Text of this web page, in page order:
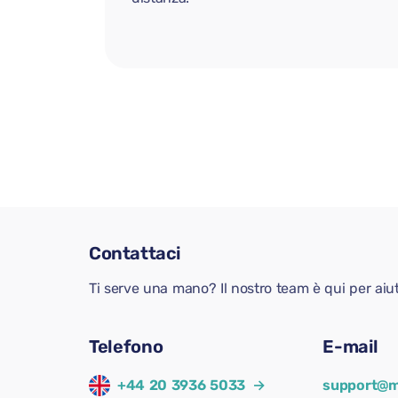
Contattaci
Ti serve una mano? Il nostro team è qui per
Telefono
+44 20 3936 5033 →
E-mail